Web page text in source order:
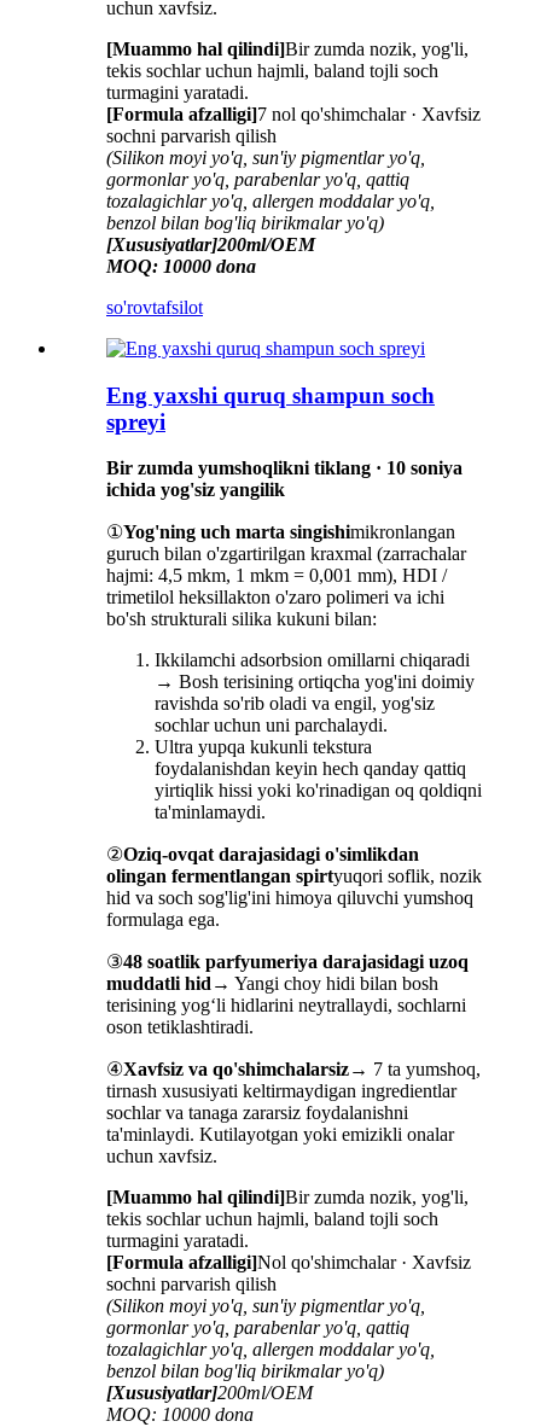
uchun xavfsiz.
[Muammo hal qilindi]Bir zumda nozik, yog'li,
tekis sochlar uchun hajmli, baland tojli soch
turmagini yaratadi.
[Formula afzalligi]7 nol qo'shimchalar · Xavfsiz
sochni parvarish qilish
(Silikon moyi yo'q, sun'iy pigmentlar yo'q,
gormonlar yo'q, parabenlar yo'q, qattiq
tozalagichlar yo'q, allergen moddalar yo'q,
benzol bilan bog'liq birikmalar yo'q)
[Xususiyatlar]200ml/OEM
MOQ: 10000 dona
so'rovtafsilot
Eng yaxshi quruq shampun soch
spreyi
Bir zumda yumshoqlikni tiklang · 10 soniya
ichida yog'siz yangilik
①Yog'ning uch marta singishimikronlangan
guruch bilan o'zgartirilgan kraxmal (zarrachalar
hajmi: 4,5 mkm, 1 mkm = 0,001 mm), HDI /
trimetilol heksillakton o'zaro polimeri va ichi
bo'sh strukturali silika kukuni bilan:
Ikkilamchi adsorbsion omillarni chiqaradi
→ Bosh terisining ortiqcha yog'ini doimiy
ravishda so'rib oladi va engil, yog'siz
sochlar uchun uni parchalaydi.
Ultra yupqa kukunli tekstura
foydalanishdan keyin hech qanday qattiq
yirtiqlik hissi yoki ko'rinadigan oq qoldiqni
ta'minlamaydi.
②Oziq-ovqat darajasidagi o'simlikdan
olingan fermentlangan spirtyuqori soflik, nozik
hid va soch sog'lig'ini himoya qiluvchi yumshoq
formulaga ega.
③48 soatlik parfyumeriya darajasidagi uzoq
muddatli hid → Yangi choy hidi bilan bosh
terisining yog‘li hidlarini neytrallaydi, sochlarni
oson tetiklashtiradi.
④Xavfsiz va qo'shimchalarsiz→ 7 ta yumshoq,
tirnash xususiyati keltirmaydigan ingredientlar
sochlar va tanaga zararsiz foydalanishni
ta'minlaydi. Kutilayotgan yoki emizikli onalar
uchun xavfsiz.
[Muammo hal qilindi]Bir zumda nozik, yog'li,
tekis sochlar uchun hajmli, baland tojli soch
turmagini yaratadi.
[Formula afzalligi]Nol qo'shimchalar · Xavfsiz
sochni parvarish qilish
(Silikon moyi yo'q, sun'iy pigmentlar yo'q,
gormonlar yo'q, parabenlar yo'q, qattiq
tozalagichlar yo'q, allergen moddalar yo'q,
benzol bilan bog'liq birikmalar yo'q)
[Xususiyatlar]200ml/OEM
MOQ: 10000 dona